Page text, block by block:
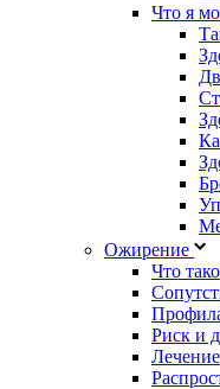
Что я
Ожирение
Что
Риск и
Лечение